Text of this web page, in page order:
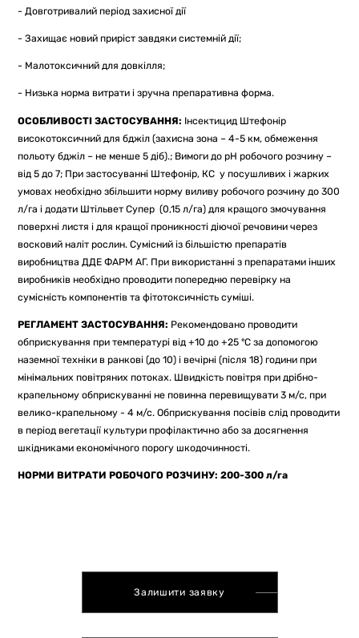
- Довготривалий період захисної дії
- Захищає новий приріст завдяки системній дії;
- Малотоксичний для довкілля;
- Низька норма витрати і зручна препаративна форма.
ОСОБЛИВОСТІ ЗАСТОСУВАННЯ: Інсектицид Штефонір
високотоксичний для бджіл (захисна зона – 4-5 км, обмеження
польоту бджіл – не менше 5 діб).; Вимоги до рН робочого розчину –
від 5 до 7; При застосуванні Штефонір, КС у посушливих і жарких
умовах необхідно збільшити норму виливу робочого розчину до 300
л/га і додати Штільвет Супер (0,15 л/га) для кращого змочування
поверхні листя і для кращої проникності діючої речовини через
восковий наліт рослин. Сумісний із більшістю препаратів
виробництва ДДЕ ФАРМ АГ. При використанні з препаратами інших
виробників необхідно проводити попередню перевірку на
сумісність компонентів та фітотоксичність суміші.
РЕГЛАМЕНТ ЗАСТОСУВАННЯ: Рекомендовано проводити
обприскування при температурі від +10 до +25 ºС за допомогою
наземної техніки в ранкові (до 10) і вечірні (після 18) години при
мінімальних повітряних потоках. Швидкість повітря при дрібно-
крапельному обприскуванні не повинна перевищувати 3 м/с, при
велико-крапельному - 4 м/с. Обприскування посівів слід проводити
в період вегетації культури профілактично або за досягнення
шкідниками економічного порогу шкодочинності.
НОРМИ ВИТРАТИ РОБОЧОГО РОЗЧИНУ: 200-300 л/га
Залишити заявку